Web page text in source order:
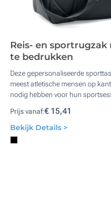
Reis- en
te bedrukken
Deze gepersonaliseerde
meest atletische mensen op
nodig hebben voor hun
Prijs vanaf:€ 15,41
Bekijk Details >